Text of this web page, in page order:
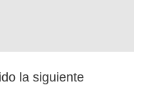
la siguiente